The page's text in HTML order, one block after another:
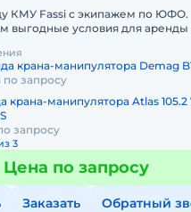
КМУ Fassi с экипажем по ЮФО.
выгодные условия для
готовы п
крана-манипулятора Demag
по запросу
крана-манипулятора Atlas 105.2
запросу
3
Цена по запросу
Заказать Обратный